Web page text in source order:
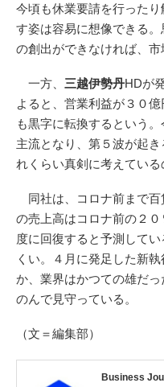
今頃も休業要請を行った
す姿は容易に想像できる
の創出ができなければ、市
一方、 三越伊勢丹HDが
よると、営業利益が３０
も黒字に転換するという
主流となり、第５波が起
れくらい真剣に考えている
同社は、コロナ前まで百
の売上高はコロナ前の２
度に回復すると予測して
くい。４月に発足した新
か、業界はかつての雄だ
のんで見守っている。
（文＝編集部）
Business